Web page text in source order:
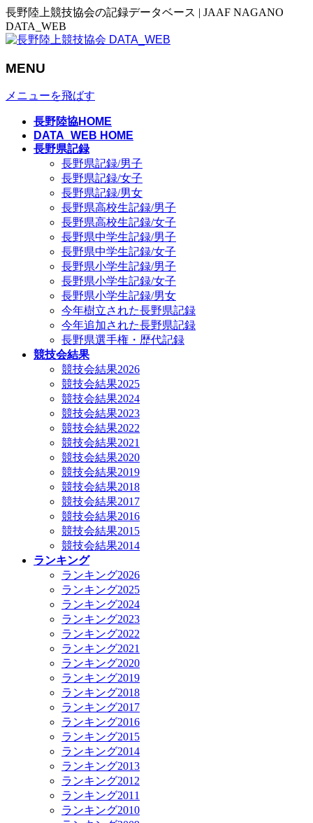
長野陸上競技協会の記録データベース | JAAF NAGANO
DATA_WEB
MENU
メニューを飛ばす
長野陸協HOME
DATA_WEB HOME
長野県記録
長野県記録/男子
長野県記録/女子
長野県記録/男女
長野県高校生記録/男子
長野県高校生記録/女子
長野県中学生記録/男子
長野県中学生記録/女子
長野県小学生記録/男子
長野県小学生記録/女子
長野県小学生記録/男女
今年樹立された長野県記録
今年追加された長野県記録
長野県選手権・歴代記録
競技会結果
競技会結果2026
競技会結果2025
競技会結果2024
競技会結果2023
競技会結果2022
競技会結果2021
競技会結果2020
競技会結果2019
競技会結果2018
競技会結果2017
競技会結果2016
競技会結果2015
競技会結果2014
ランキング
ランキング2026
ランキング2025
ランキング2024
ランキング2023
ランキング2022
ランキング2021
ランキング2020
ランキング2019
ランキング2018
ランキング2017
ランキング2016
ランキング2015
ランキング2014
ランキング2013
ランキング2012
ランキング2011
ランキング2010